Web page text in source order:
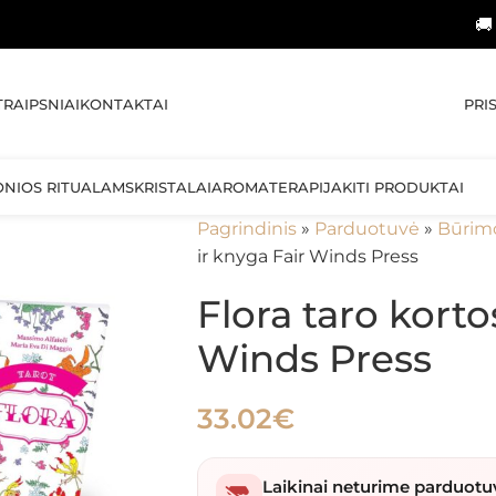
🚚
KONTAKTAI
RITUALAMSKRISTALAIAROMATERAPIJAKITI PRODUKTAI
Pagrindinis» Parduotuvė »
ir knyga Fair Winds Press
Flora taro
Winds Press
33.02€
Laikinai neturime